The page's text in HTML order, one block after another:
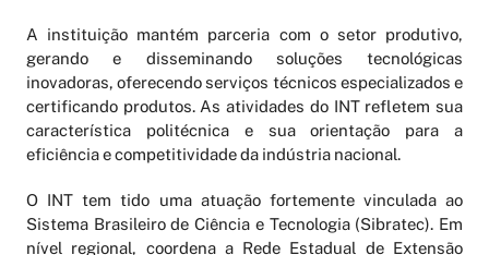
A instituição mantém parceria com o setor produtivo,
gerando e disseminando soluções tecnológicas
inovadoras, oferecendo serviços técnicos especializados e
certificando produtos. As atividades do INT refletem sua
característica politécnica e sua orientação para a
eficiência e competitividade da indústria nacional.
O INT tem tido uma atuação fortemente vinculada ao
Sistema Brasileiro de Ciência e Tecnologia (Sibratec). Em
nível regional, coordena a Rede Estadual de Extensão